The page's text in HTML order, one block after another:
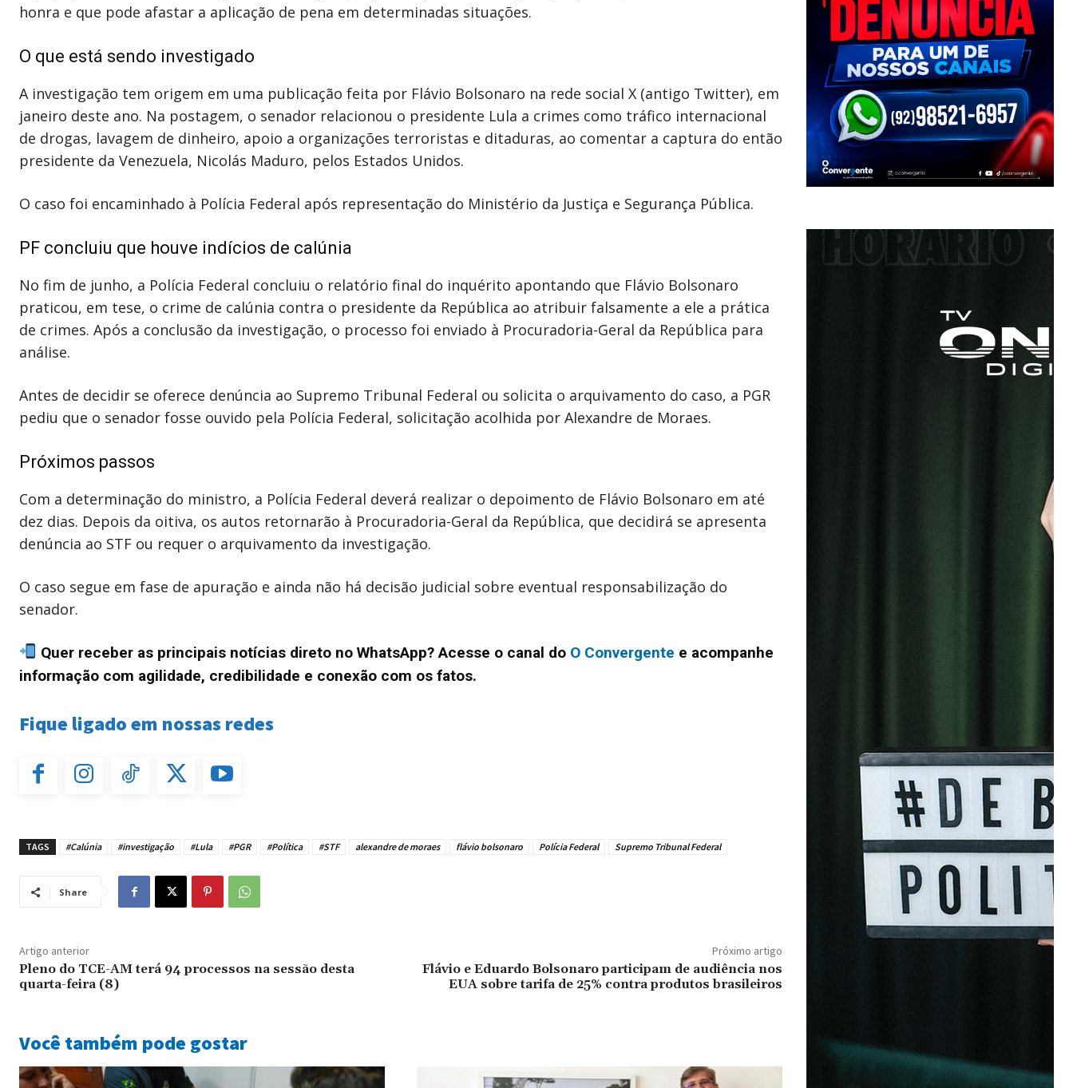
honra e que pode afastar a aplicação de pena em determinadas situações.
O que está sendo investigado
A investigação tem origem em uma publicação feita por Flávio Bolsonaro na rede social X (antigo Twitter), em
janeiro deste ano. Na postagem, o senador relacionou o presidente Lula a crimes como tráfico internacional
de drogas, lavagem de dinheiro, apoio a organizações terroristas e ditaduras, ao comentar a captura do então
presidente da Venezuela, Nicolás Maduro, pelos Estados Unidos.
O caso foi encaminhado à Polícia Federal após representação do Ministério da Justiça e Segurança Pública.
PF concluiu que houve indícios de calúnia
No fim de junho, a Polícia Federal concluiu o relatório final do inquérito apontando que Flávio Bolsonaro
praticou, em tese, o crime de calúnia contra o presidente da República ao atribuir falsamente a ele a prática
de crimes. Após a conclusão da investigação, o processo foi enviado à Procuradoria-Geral da República para
análise.
Antes de decidir se oferece denúncia ao Supremo Tribunal Federal ou solicita o arquivamento do caso, a PGR
pediu que o senador fosse ouvido pela Polícia Federal, solicitação acolhida por Alexandre de Moraes.
Próximos passos
Com a determinação do ministro, a Polícia Federal deverá realizar o depoimento de Flávio Bolsonaro em até
dez dias. Depois da oitiva, os autos retornarão à Procuradoria-Geral da República, que decidirá se apresenta
denúncia ao STF ou requer o arquivamento da investigação.
O caso segue em fase de apuração e ainda não há decisão judicial sobre eventual responsabilização do
senador.
Quer receber as principais notícias direto no WhatsApp? Acesse o canal do O Convergente e acompanhe
informação com agilidade, credibilidade e conexão com os fatos.
Fique ligado em nossas redes
TAGS #Calúnia #investigação #Lula #PGR #Política #STF alexandre de moraes flávio bolsonaro Polícia Federal Supremo Tribunal Federal
Share
Artigo anterior
Pleno do TCE-AM terá 94 processos na sessão desta
quarta-feira (8)
Próximo artigo
Flávio e Eduardo Bolsonaro participam de audiência nos
EUA sobre tarifa de 25% contra produtos brasileiros
Você também pode gostar